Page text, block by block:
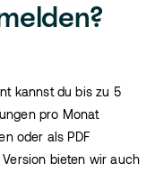
kannst du bis zu 5
pro Monat
oder als PDF
bieten wir auch